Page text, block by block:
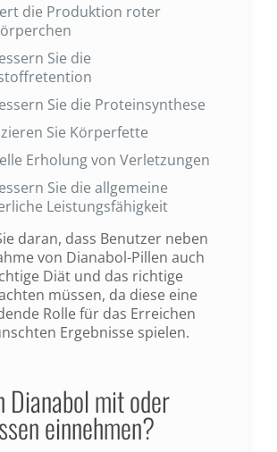
die Produktion roter
Sie die
Sie die Proteinsynthese
Sie Körperfette
Erholung von Verletzungen
Sie die allgemeine
Leistungsfähigkeit
daran, dass Benutzer neben
von Dianabol-Pillen auch
Diät und das richtige
müssen, da diese eine
Rolle für das Erreichen
Ergebnisse spielen.
Dianabol mit oder
einnehmen?